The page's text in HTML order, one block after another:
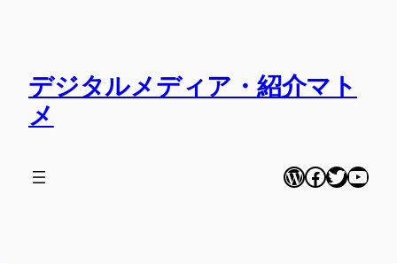
デジタルメディア・紹介マト
メ
WordPress
Facebook
Twitter